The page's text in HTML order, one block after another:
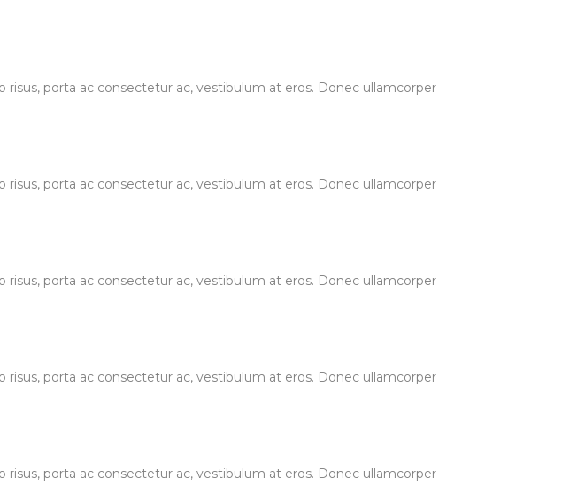
porta ac consectetur ac, vestibulum at eros. Donec ullamcorper
porta ac consectetur ac, vestibulum at eros. Donec ullamcorper
porta ac consectetur ac, vestibulum at eros. Donec ullamcorper
porta ac consectetur ac, vestibulum at eros. Donec ullamcorper
porta ac consectetur ac, vestibulum at eros. Donec ullamcorper